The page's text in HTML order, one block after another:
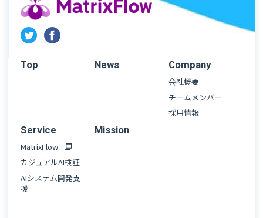
Top News
Company
会社概要
チームメンバー
採用情報
Service
MatrixFlow
カジュアルAI検証
AIシステム開発支
援
Mission